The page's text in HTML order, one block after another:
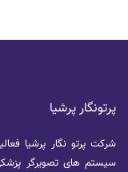
پرتونگار پرشیا
شرکت پرتو نگار پرشیا